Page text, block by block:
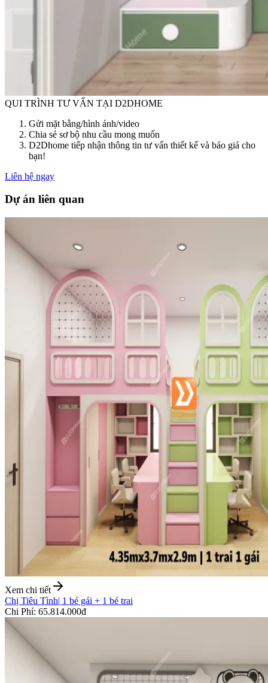
QUI TRÌNH TƯ VẤN TẠI D2DHOME
Gửi mặt bằng/hình ảnh/video
Chia sẻ sơ bộ nhu cầu mong muốn
D2Dhome tiếp nhận thông tin tư vấn thiết kế và báo giá cho
bạn!
Liên hệ ngay
Dự án liên quan
Xem chi tiết
Chị Tiêu Tình| 1 bé gái + 1 bé trai
Chi Phí: 65.814.000đ